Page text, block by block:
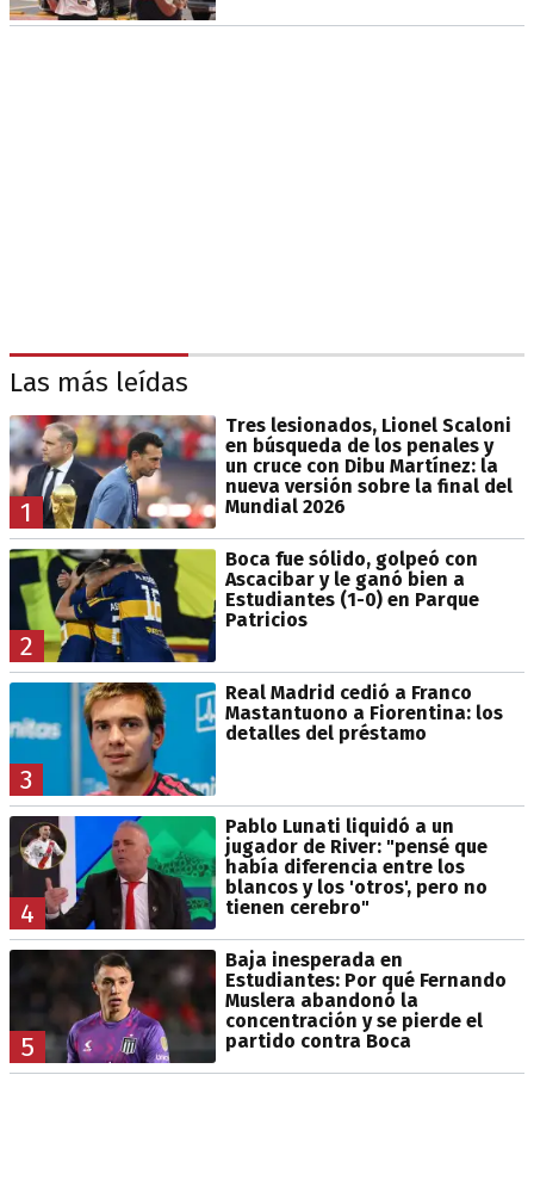
Las más leídas
1
Tres lesionados, Lionel Scaloni
en búsqueda de los penales y
un cruce con Dibu Martínez: la
nueva versión sobre la final del
Mundial 2026
2
Boca fue sólido, golpeó con
Ascacibar y le ganó bien a
Estudiantes (1-0) en Parque
Patricios
3
Real Madrid cedió a Franco
Mastantuono a Fiorentina: los
detalles del préstamo
4
Pablo Lunati liquidó a un
jugador de River: "pensé que
había diferencia entre los
blancos y los 'otros', pero no
tienen cerebro"
5
Baja inesperada en
Estudiantes: Por qué Fernando
Muslera abandonó la
concentración y se pierde el
partido contra Boca